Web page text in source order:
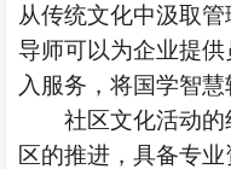
从传统文化中汲取
导师可以为企业提
入服务，将国学智慧
社区文化活动
区的推进，具备专